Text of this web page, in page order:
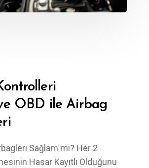
OBD ile Airbag
Sağlam mı? Her 2
Hasar Kayıtlı Olduğunu